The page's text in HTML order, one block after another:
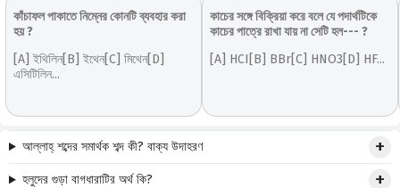
কাঁচাফল পাকাতে নিম্নের কোনটি ব্যবহার করা
হয় ?
[A] ইথিলিন[B] ইথেন[C] মিথেন[D]
এসিটিলিন...
কাচের সঙ্গে বিক্রিয়া করে বলে যে পদার্থটিকে
কাচের পাত্রে রাখা যায় না সেটি হল--- ?
[A] HCI[B] BBr[C] HNO3[D] HF...
আল্লাহ্ শব্দের সমার্থক শব্দ কী? বাক্য উদাহরণ
হলুদের গুড়া বাগধারাটির অর্থ কি?